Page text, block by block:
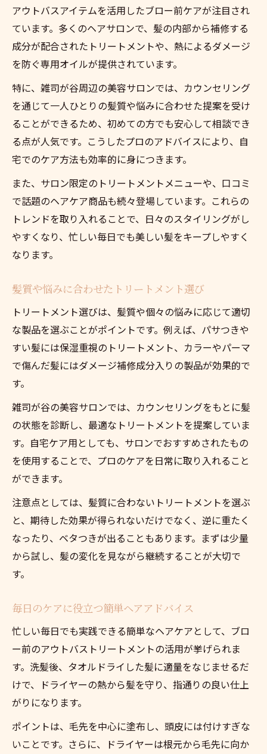
アウトバスアイテムを活用したブロー前ケアが注目され
ています。多くのヘアサロンで、髪の内部から補修する
成分が配合されたトリートメントや、熱によるダメージ
を防ぐ専用オイルが提供されています。
特に、雑司が谷周辺の美容サロンでは、カウンセリング
を通じて一人ひとりの髪質や悩みに合わせた提案を受け
ることができるため、初めての方でも安心して相談でき
る点が人気です。こうしたプロのアドバイスにより、自
宅でのケア方法も効率的に身につきます。
また、サロン限定のトリートメントメニューや、口コミ
で話題のヘアケア商品も続々登場しています。これらの
トレンドを取り入れることで、日々のスタイリングがし
やすくなり、忙しい毎日でも美しい髪をキープしやすく
なります。
髪質や悩みに合わせたトリートメント選び
トリートメント選びは、髪質や個々の悩みに応じて適切
な製品を選ぶことがポイントです。例えば、パサつきや
すい髪には保湿重視のトリートメント、カラーやパーマ
で傷んだ髪にはダメージ補修成分入りの製品が効果的で
す。
雑司が谷の美容サロンでは、カウンセリングをもとに髪
の状態を診断し、最適なトリートメントを提案していま
す。自宅ケア用としても、サロンでおすすめされたもの
を使用することで、プロのケアを日常に取り入れること
ができます。
注意点としては、髪質に合わないトリートメントを選ぶ
と、期待した効果が得られないだけでなく、逆に重たく
なったり、ベタつきが出ることもあります。まずは少量
から試し、髪の変化を見ながら継続することが大切で
す。
毎日のケアに役立つ簡単ヘアアドバイス
忙しい毎日でも実践できる簡単なヘアケアとして、ブロ
ー前のアウトバストリートメントの活用が挙げられま
す。洗髪後、タオルドライした髪に適量をなじませるだ
けで、ドライヤーの熱から髪を守り、指通りの良い仕上
がりになります。
ポイントは、毛先を中心に塗布し、頭皮には付けすぎな
いことです。さらに、ドライヤーは根元から毛先に向か